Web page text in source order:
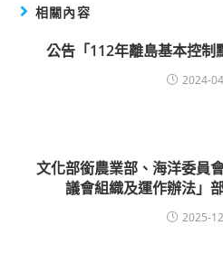
相關內容
公告「112年離島基本控制
2024-
文化部銜農業部、海洋委員
議會組織及運作辦法」
2025-